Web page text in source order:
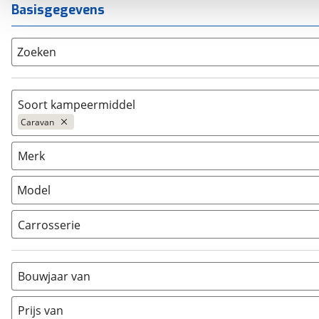
Basisgegevens
Zoeken
Soort kampeermiddel
Caravan
Caravan
Camper (73)
Vouwwagen
Merk
Model
Carrosserie
Alkoof (0)
Busmodel
Caravan (1204)
Half-integraal
Bouwjaar van
Prijs van